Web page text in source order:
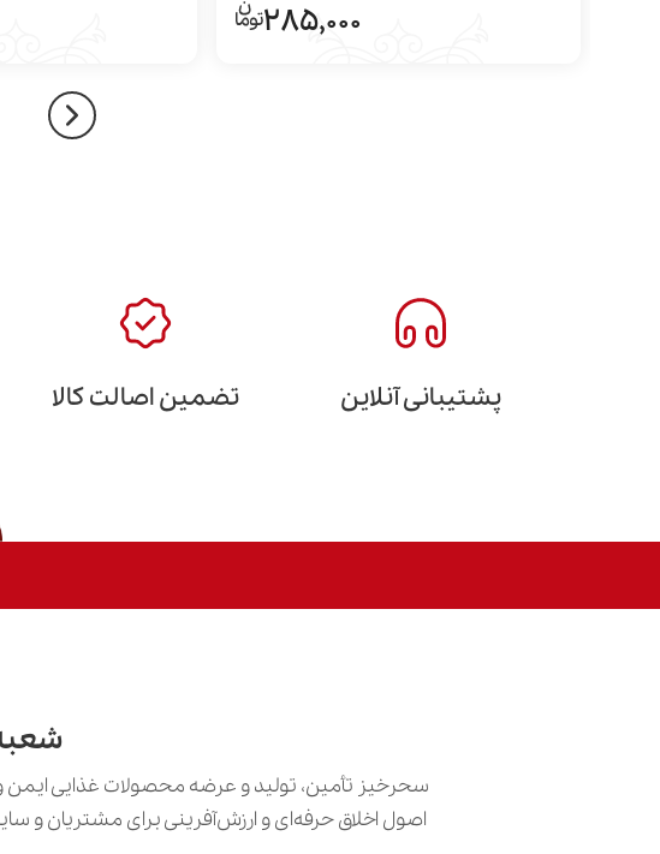
285,000
پشتیبانی آنلاین تضمین اصالت کالا
سحرخیز تأمین، تولید و عرضه محصولات غذایی
اصول اخلاق حرفه‌ای و ارزش‌آفرینی برای مشتریان و